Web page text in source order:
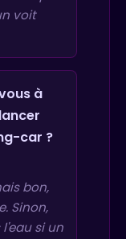
voit
à
car ?
bon,
Sinon,
si un